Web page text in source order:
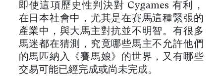
即使這項歷史性判決對 Cygames 有利，
在日本社會中，尤其是在賽馬這種緊張的
產業中，與大馬主對抗並不明智。有很多
馬迷都在猜測，究竟哪些馬主不允許他們
的馬匹納入《賽馬娘》的世界，又有哪些
交易可能已經完成或尚未完成。